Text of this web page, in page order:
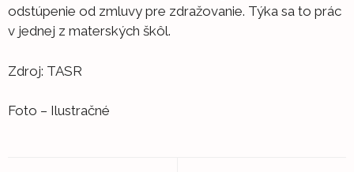
odstúpenie od zmluvy pre zdražovanie. Týka sa to prác
v jednej z materských škôl.
Zdroj: TASR
Foto – Ilustračné